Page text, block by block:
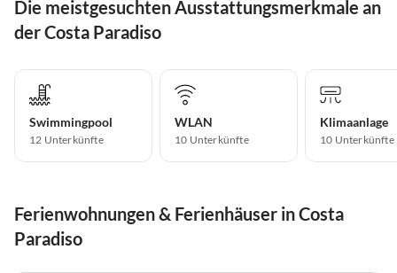
Die meistgesuchten Ausstattungsmerkmale an
der Costa Paradiso
Swimmingpool
12 Unterkünfte
WLAN
10 Unterkünfte
Klimaanlage
10 Unterkünfte
Ferienwohnungen & Ferienhäuser in Costa
Paradiso